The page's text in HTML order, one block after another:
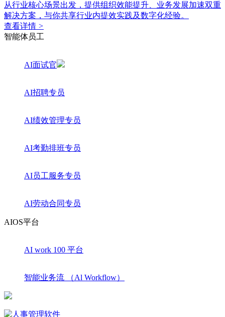
从行业核心场景出发，提供组织效能提升、业务发展加速双重
解决方案，与你共享行业内提效实践及数字化经验。
查看详情 >
智能体员工
AI面试官
AI招聘专员
AI绩效管理专员
AI考勤排班专员
AI员工服务专员
AI劳动合同专员
AIOS平台
AI work 100 平台
智能业务流 （Al Workflow）